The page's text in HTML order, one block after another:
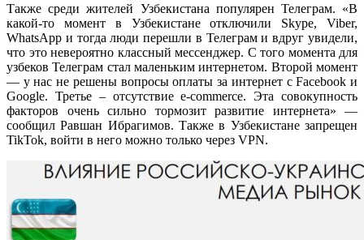
Также среди жителей Узбекистана популярен Телеграм. «В
какой-то момент в Узбекистане отключили Skype, Viber,
WhatsApp и тогда люди перешли в Телеграм и вдруг увидели,
что это невероятно классный мессенджер. С того момента для
узбеков Телеграм стал маленьким интернетом. Второй момент
— у нас не решены вопросы оплаты за интернет с Facebook и
Google. Третье – отсутствие e-commerce. Эта совокупность
факторов очень сильно тормозит развитие интернета» —
сообщил Равшан Ибрагимов. Также в Узбекистане запрещен
TikTok, войти в него можно только через VPN.